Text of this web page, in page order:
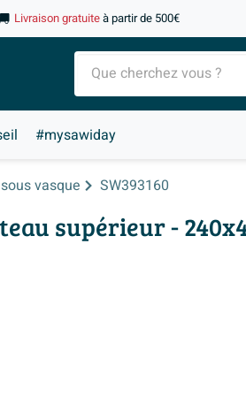
Livraison gratuiteà partir de 500€
#mysawiday
vasque SW393160
supérieur -